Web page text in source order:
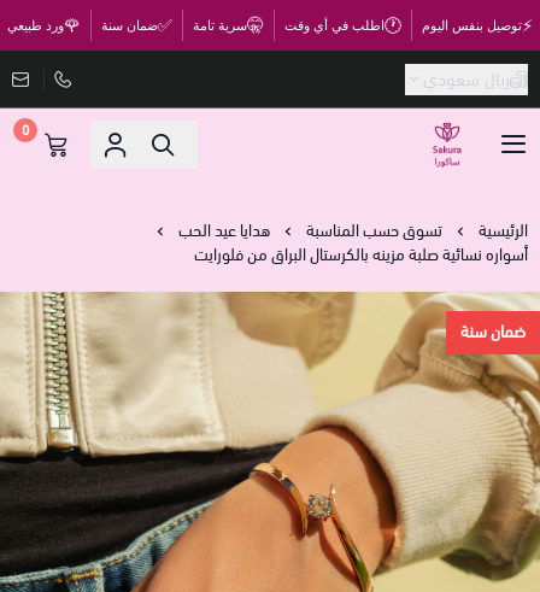
⚡توصيل بنفس اليوم 🕐اطلب في أي وقت 🤫سرية تامة ✅ضمان سنة 🌹ورد طبيعي
ريال سعودي
متجر ساكورا
0
الرئيسية تسوق حسب المناسبة
هدايا عيد الحب
أسواره نسائية صلبة مزينه بالكرستال البراق من فلورايت
ضمان سنة